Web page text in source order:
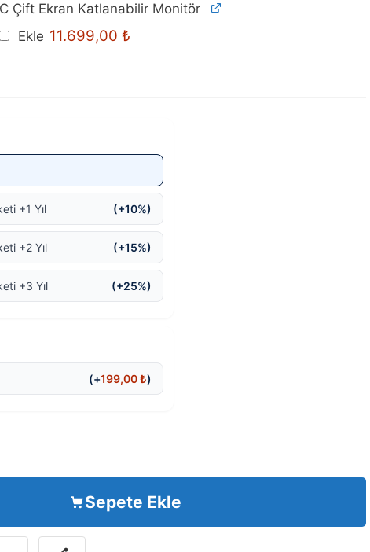
C Çift Ekran Katlanabilir Monitör
Ekle Orijinal
fiyat:
11.699,00 ₺Şu
+1 Yıl (+10%)
+2 Yıl (+15%)
+3 Yıl (+25%)
(+199,00₺)
Sepete Ekle